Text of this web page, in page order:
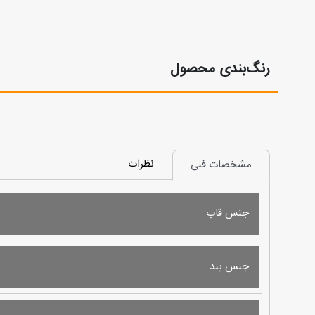
رنگ‌بندی محصول
مشخصات فنی نظرات
جنس قاب
جنس بند